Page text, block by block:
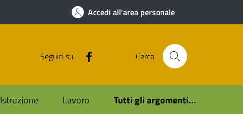
Accedi all'area personale
Seguici su: Cerca
Istruzione Lavoro Tutti gli argomenti...